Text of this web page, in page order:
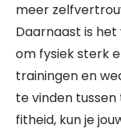
meer
Daarnaast is
om fysiek sterk
trainingen en
te vinden
fitheid, kun je